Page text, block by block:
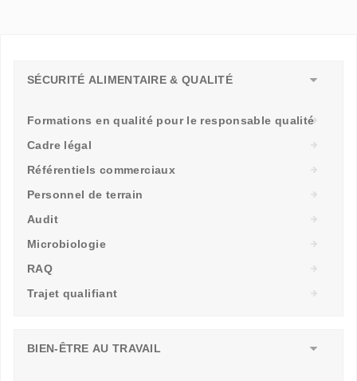
SÉCURITÉ ALIMENTAIRE & QUALITÉ
Formations en qualité pour le responsable qualité
Cadre légal
Référentiels commerciaux
Personnel de terrain
Audit
Microbiologie
RAQ
Trajet qualifiant
BIEN-ÊTRE AU TRAVAIL